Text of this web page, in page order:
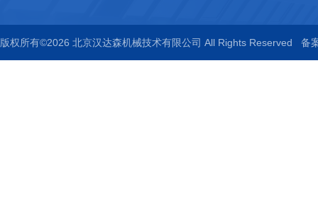
版权所有©2026 北京汉达森机械技术有限公司 All Rights Reserved 备